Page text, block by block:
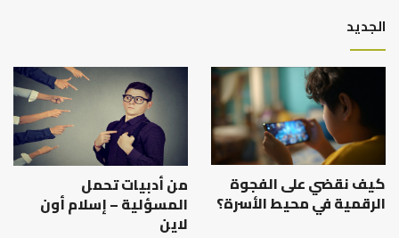
الجديد
كيف نقضي على الفجوة
الرقمية في محيط الأسرة؟
من أدبيات تحمل
المسؤلية – إسلام أون
لاين